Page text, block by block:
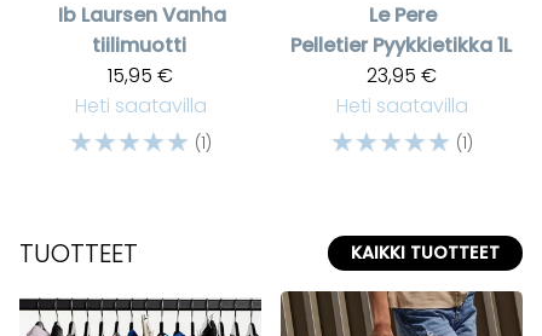
Ib LaursenVanha
tiilimuotti
15,95 €
Heti saatavilla
☆☆☆☆☆ (1)
Le Pere
Pelletier Pyykkietikka 1L
23,95 €
Heti saatavilla
☆☆☆☆☆ (1)
TUOTTEET KAIKKI TUOTTEET